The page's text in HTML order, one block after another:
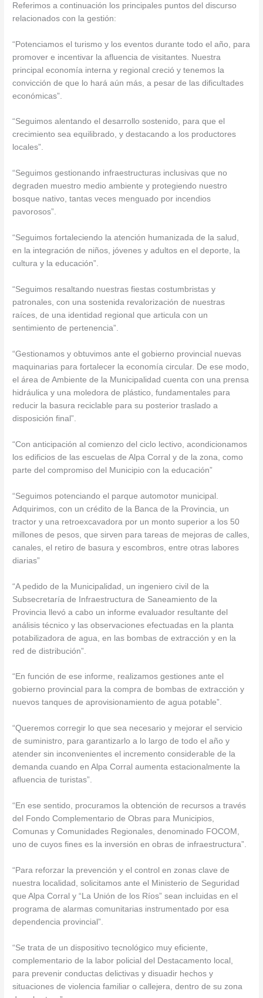
Referimos a continuación los principales puntos del discurso
relacionados con la gestión:
“Potenciamos el turismo y los eventos durante todo el año, para
promover e incentivar la afluencia de visitantes. Nuestra
principal economía interna y regional creció y tenemos la
convicción de que lo hará aún más, a pesar de las dificultades
económicas”.
“Seguimos alentando el desarrollo sostenido, para que el
crecimiento sea equilibrado, y destacando a los productores
locales”.
“Seguimos gestionando infraestructuras inclusivas que no
degraden muestro medio ambiente y protegiendo nuestro
bosque nativo, tantas veces menguado por incendios
pavorosos”.
“Seguimos fortaleciendo la atención humanizada de la salud,
en la integración de niños, jóvenes y adultos en el deporte, la
cultura y la educación”.
“Seguimos resaltando nuestras fiestas costumbristas y
patronales, con una sostenida revalorización de nuestras
raíces, de una identidad regional que articula con un
sentimiento de pertenencia”.
“Gestionamos y obtuvimos ante el gobierno provincial nuevas
maquinarias para fortalecer la economía circular. De ese modo,
el área de Ambiente de la Municipalidad cuenta con una prensa
hidráulica y una moledora de plástico, fundamentales para
reducir la basura reciclable para su posterior traslado a
disposición final”.
“Con anticipación al comienzo del ciclo lectivo, acondicionamos
los edificios de las escuelas de Alpa Corral y de la zona, como
parte del compromiso del Municipio con la educación”
“Seguimos potenciando el parque automotor municipal.
Adquirimos, con un crédito de la Banca de la Provincia, un
tractor y una retroexcavadora por un monto superior a los 50
millones de pesos, que sirven para tareas de mejoras de calles,
canales, el retiro de basura y escombros, entre otras labores
diarias”
“A pedido de la Municipalidad, un ingeniero civil de la
Subsecretaría de Infraestructura de Saneamiento de la
Provincia llevó a cabo un informe evaluador resultante del
análisis técnico y las observaciones efectuadas en la planta
potabilizadora de agua, en las bombas de extracción y en la
red de distribución”.
“En función de ese informe, realizamos gestiones ante el
gobierno provincial para la compra de bombas de extracción y
nuevos tanques de aprovisionamiento de agua potable”.
“Queremos corregir lo que sea necesario y mejorar el servicio
de suministro, para garantizarlo a lo largo de todo el año y
atender sin inconvenientes el incremento considerable de la
demanda cuando en Alpa Corral aumenta estacionalmente la
afluencia de turistas”.
“En ese sentido, procuramos la obtención de recursos a través
del Fondo Complementario de Obras para Municipios,
Comunas y Comunidades Regionales, denominado FOCOM,
uno de cuyos fines es la inversión en obras de infraestructura”.
“Para reforzar la prevención y el control en zonas clave de
nuestra localidad, solicitamos ante el Ministerio de Seguridad
que Alpa Corral y “La Unión de los Ríos” sean incluidas en el
programa de alarmas comunitarias instrumentado por esa
dependencia provincial”.
“Se trata de un dispositivo tecnológico muy eficiente,
complementario de la labor policial del Destacamento local,
para prevenir conductas delictivas y disuadir hechos y
situaciones de violencia familiar o callejera, dentro de su zona